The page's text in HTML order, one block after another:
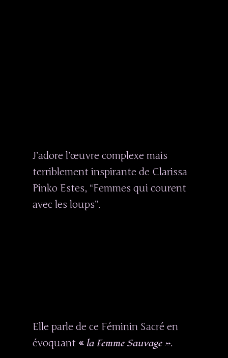
J’adore l’œuvre complexe mais
terriblement inspirante de Clarissa
Pinko Estes, “Femmes qui courent
avec les loups”.
Elle parle de ce Féminin Sacré en
évoquant « la Femme Sauvage ».